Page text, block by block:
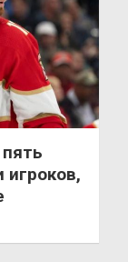
игроков,